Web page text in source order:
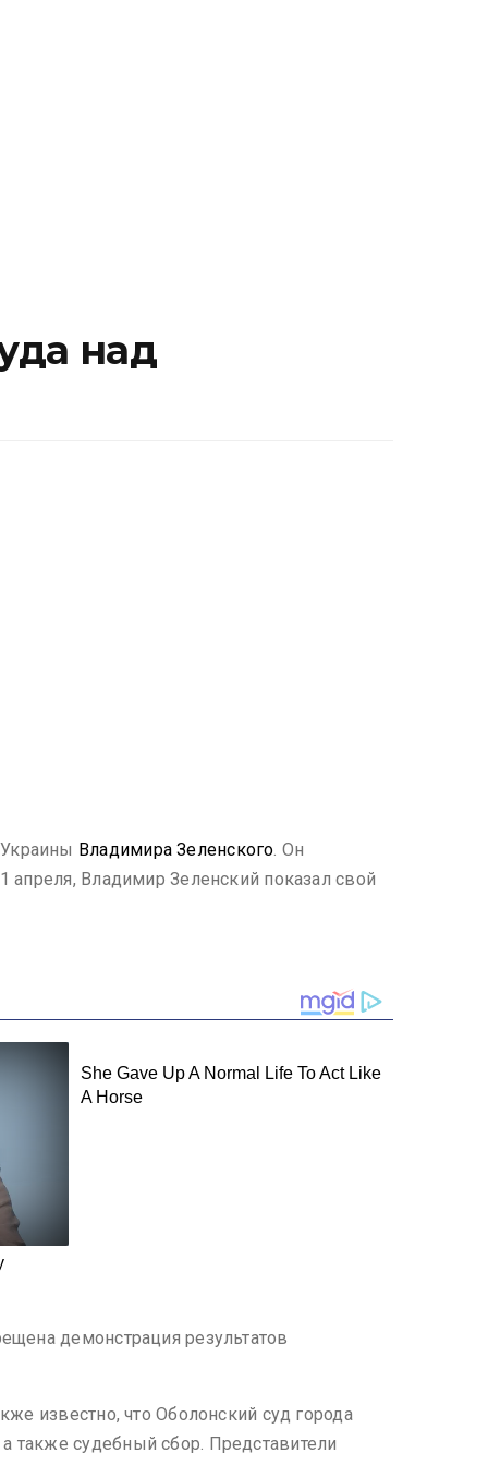
над
Владимира Зеленского. Он
апреля, Владимир Зеленский показал свой
демонстрация результатов
известно, что Оболонский суд города
также судебный сбор. Представители